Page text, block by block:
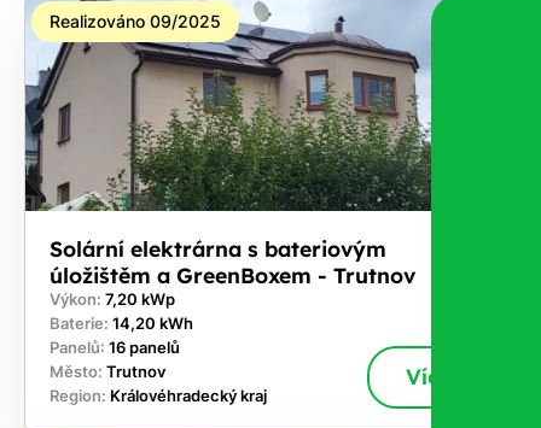
a nic Vás
to
nestojí.
Realizováno 09/2025
Solární elektrárna s bateriovým
úložištěm a GreenBoxem - Trutnov
Výkon: 7,20 kWp
Baterie: 14,20 kWh
Panelů: 16 panelů
Město: Trutnov
Region: Královéhradecký kraj
Více